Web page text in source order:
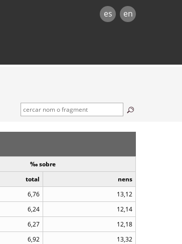
es en
‰ sobre
total
nens
6,76
13,12
6,24
12,14
6,27
12,18
6,92
13,32